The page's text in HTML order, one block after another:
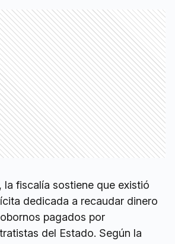
la fiscalía sostiene que existió
dedicada a recaudar dinero
pagados por
del Estado. Según la